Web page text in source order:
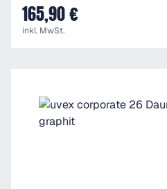
UVP
165,90 €
inkl. MwSt.